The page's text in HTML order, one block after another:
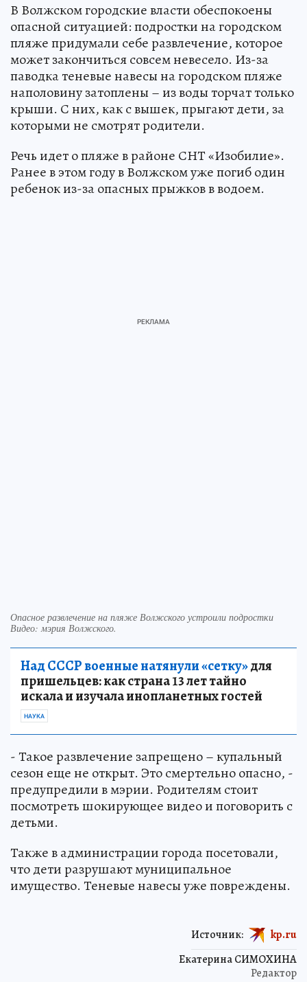
В Волжском городские власти обеспокоены
опасной ситуацией: подростки на городском
пляже придумали себе развлечение, которое
может закончиться совсем невесело. Из-за
паводка теневые навесы на городском пляже
наполовину затоплены – из воды торчат только
крыши. С них, как с вышек, прыгают дети, за
которыми не смотрят родители.
Речь идет о пляже в районе СНТ «Изобилие».
Ранее в этом году в Волжском уже погиб один
ребенок из-за опасных прыжков в водоем.
Опасное развлечение на пляже Волжского устроили подростки
Видео: мэрия Волжского.
Над СССР военные натянули «сетку»для
пришельцев: как страна 13 лет тайно
искала и изучала инопланетных гостей
НАУКА
- Такое развлечение запрещено – купальный
сезон еще не открыт. Это смертельно опасно, -
предупредили в мэрии. Родителям стоит
посмотреть шокирующее видео и поговорить с
детьми.
Также в администрации города посетовали,
что дети разрушают муниципальное
имущество. Теневые навесы уже повреждены.
Екатерина СИМОХИНА
Редактор
Источник: kp.ru